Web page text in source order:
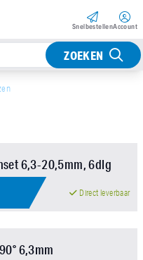
Snel­bestellenAccount
ZOEKEN
6,3-20,5mm, 6dlg
Direct leverbaar
6,3mm